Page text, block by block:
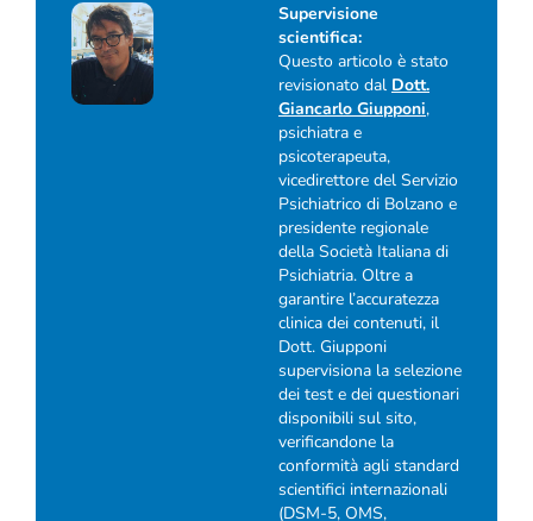
Supervisione
scientifica:
Questo articolo è stato
revisionato dal Dott.
Giancarlo Giupponi,
psichiatra e
psicoterapeuta,
vicedirettore del Servizio
Psichiatrico di Bolzano e
presidente regionale
della Società Italiana di
Psichiatria. Oltre a
garantire l’accuratezza
clinica dei contenuti, il
Dott. Giupponi
supervisiona la selezione
dei test e dei questionari
disponibili sul sito,
verificandone la
conformità agli standard
scientifici internazionali
(DSM-5, OMS,